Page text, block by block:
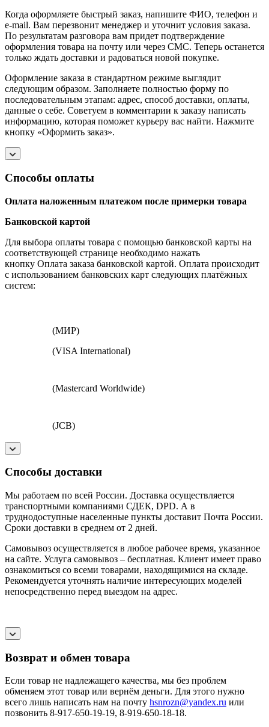
Когда оформляете быстрый заказ, напишите ФИО, телефон и
e-mail. Вам перезвонит менеджер и уточнит условия заказа.
По результатам разговора вам придет подтверждение
оформления товара на почту или через СМС. Теперь останется
только ждать доставки и радоваться новой покупке.
Оформление заказа в стандартном режиме выглядит
следующим образом. Заполняете полностью форму по
последовательным этапам: адрес, способ доставки, оплаты,
данные о себе. Советуем в комментарии к заказу написать
информацию, которая поможет курьеру вас найти. Нажмите
кнопку «Оформить заказ».
Способы оплаты
Оплата наложенным платежом после примерки товара
Банковской картой
Для выбора оплаты товара с помощью банковской карты на
соответствующей странице необходимо нажать
кнопку Оплата заказа банковской картой. Оплата происходит
с использованием банковских карт следующих платёжных
систем:
(МИР)
(VISA International)
(Mastercard Worldwide)
(JCB)
Способы доставки
Мы работаем по всей России. Доставка осуществляется
транспортными компаниями СДЕК, DPD. А в
труднодоступные населенные пункты доставит Почта России.
Сроки доставки в среднем от 2 дней.
Самовывоз осуществляется в любое рабочее время, указанное
на сайте. Услуга самовывоз – бесплатная. Клиент имеет право
ознакомиться со всеми товарами, находящимися на складе.
Рекомендуется уточнять наличие интересующих моделей
непосредственно перед выездом на адрес.
Возврат и обмен товара
Если товар не надлежащего качества, мы без проблем
обменяем этот товар или вернём деньги. Для этого нужно
всего лишь написать нам на почту hsnrozn@yandex.ru или
позвонить 8-917-650-19-19, 8-919-650-18-18.